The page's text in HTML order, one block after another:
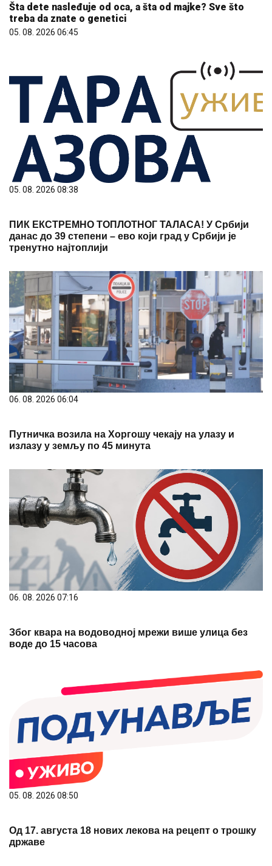
Šta dete nasleđuje od oca, a šta od majke? Sve što
treba da znate o genetici
05. 08. 2026 06:45
05. 08. 2026 08:38
ПИК ЕКСТРЕМНО ТОПЛОТНОГ ТАЛАСА! У Србији
данас до 39 степени – ево који град у Србији је
тренутно најтоплији
06. 08. 2026 06:04
Путничка возила на Хоргошу чекају на улазу и
излазу у земљу по 45 минута
06. 08. 2026 07:16
Због квара на водоводној мрежи више улица без
воде до 15 часова
05. 08. 2026 08:50
Од 17. августа 18 нових лекова на рецепт о трошку
државе